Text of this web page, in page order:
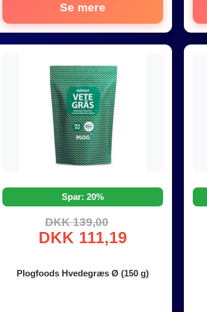
Se mere
Spar: 20%
DKK 139,00
DKK 111,19
Plogfoods Hvedegræs Ø (150 g)